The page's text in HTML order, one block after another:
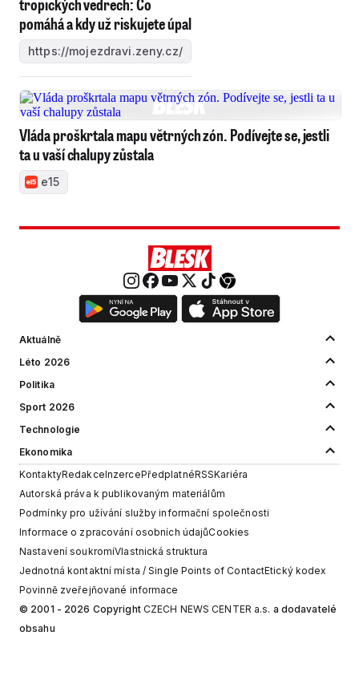
pomáhá a kdy už riskujete úpal
https://mojezdravi.zeny.cz/
Vláda proškrtala mapu větrných zón. Podívejte se, jestli
ta u vaší chalupy zůstala
e15
Aktuálně
Léto 2026
Politika
Sport 2026
Technologie
Ekonomika
KontaktyRedakceInzercePředplatnéRSSKariéra
Autorská práva k publikovaným materiálům
Podmínky pro užívání služby informační společnosti
Informace o zpracování osobních údajůCookies
Nastavení soukromíVlastnická struktura
Jednotná kontaktní místa / Single Points of ContactEtický kodex
Povinně zveřejňované informace
© 2001 - 2026 Copyright CZECH NEWS CENTER a.s. a dodavatelé
obsahu